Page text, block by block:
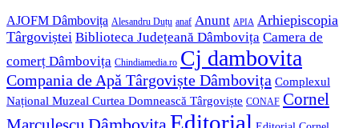
AJOFM Dâmbovița Alesandru Duțu anaf Anunt APIA Arhiepiscopia
Târgoviștei Biblioteca Județeană Dâmbovița Camera de
comerț Dâmbovița Chindiamedia.ro Cj dambovita
Compania de Apă Târgoviște Dâmbovița Complexul
Național Muzeal Curtea Domnească Târgoviște CONAF Cornel
Editorial